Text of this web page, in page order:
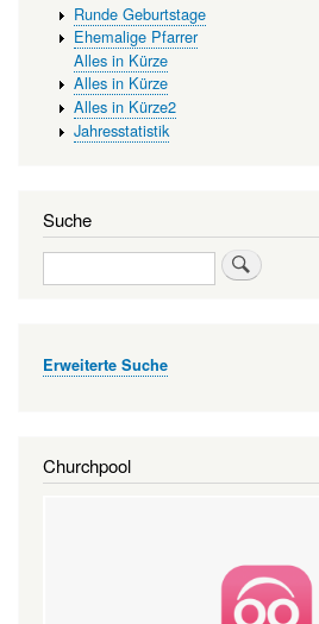
Runde Geburtstage
Ehemalige Pfarrer
Alles in Kürze
Alles in Kürze
Alles in Kürze2
Jahresstatistik
Suche
Suche
Erweiterte Suche
Churchpool